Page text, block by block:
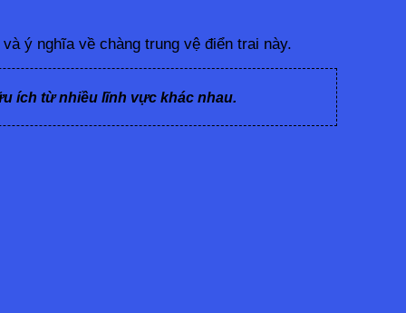
ý nghĩa về chàng trung vệ điển trai này.
ích từ nhiều lĩnh vực khác nhau.